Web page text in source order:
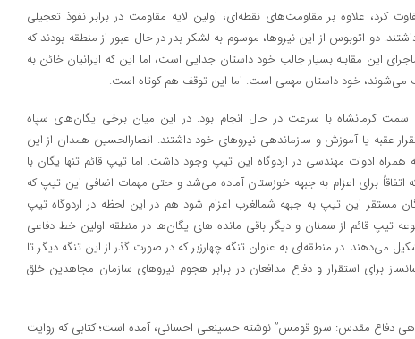
کرد، علاوه بر مقاومت‌های نقطه‌ای، اولین لایه مقاومت در برابر نفوذ تعجیلی
دو اتوبوس از این نیروها، موسوم به لشکر بدر در حال عبور از منطقه بودند که
این مقابله بسیار جالب خود داستان جدایی است، اما این که ایرانیان خائن به
خود داستان مهمی است. اما این توقف هم کوتاه است.
کرمانشاه با سرعت در حال انجام بود. در این میان برخی یگان‌های سپاه
عقبه یا آموزش و سازماندهی نیروهای خود داشتند. انصارالحسین همدان از این
همراه ادوات مهندسی در اردوگاه این تیپ وجود داشت. اما تیپ قائم تنها یگان با
اتفاقاً برای اعزام به جبهه خوزستان آماده می‌شد و حتی مهمات اضافی این تیپ که
مستقر این تیپ به جبهه شمالغرب اعزام شود هم در این لحظه در اردوگاه تیپ
تیپ قائم از سمنان و دیگر باقی مانده های یگان‌ها در منطقه اولین خط دفاعی
می‌دهند. در منطقه‌ای به عنوان تنگه چهارزبر که در صورت گذر از این تنگه دیگر تا
کرمانشاه هیچ عارضه‌ طبیعی یا انسان‎ساز برای استقرار و دفاع مدافعان در برابر هجوم نیروهای سازمان مجاهدین خلق
دفاع مقدس: سرو قومس” نوشته حسینعلی احسانی، آمده است؛ کتابی که روایت